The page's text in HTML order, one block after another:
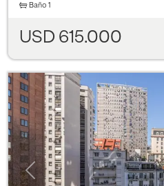
Baño 1
USD 615.000
Previous